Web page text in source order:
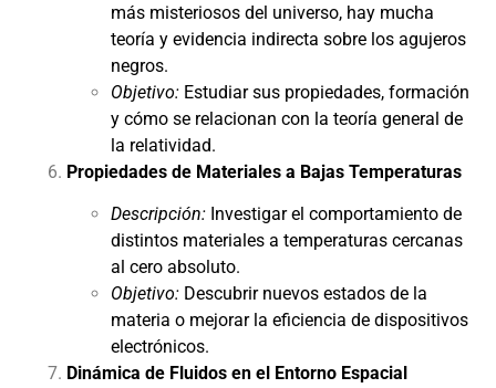
más misteriosos del universo, hay mucha
teoría y evidencia indirecta sobre los agujeros
negros.
Objetivo: Estudiar sus propiedades, formación
y cómo se relacionan con la teoría general de
la relatividad.
Propiedades de Materiales a Bajas Temperaturas
Descripción: Investigar el comportamiento de
distintos materiales a temperaturas cercanas
al cero absoluto.
Objetivo: Descubrir nuevos estados de la
materia o mejorar la eficiencia de dispositivos
electrónicos.
Dinámica de Fluidos en el Entorno Espacial